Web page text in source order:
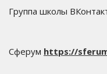
Группа школы
Сферум https://